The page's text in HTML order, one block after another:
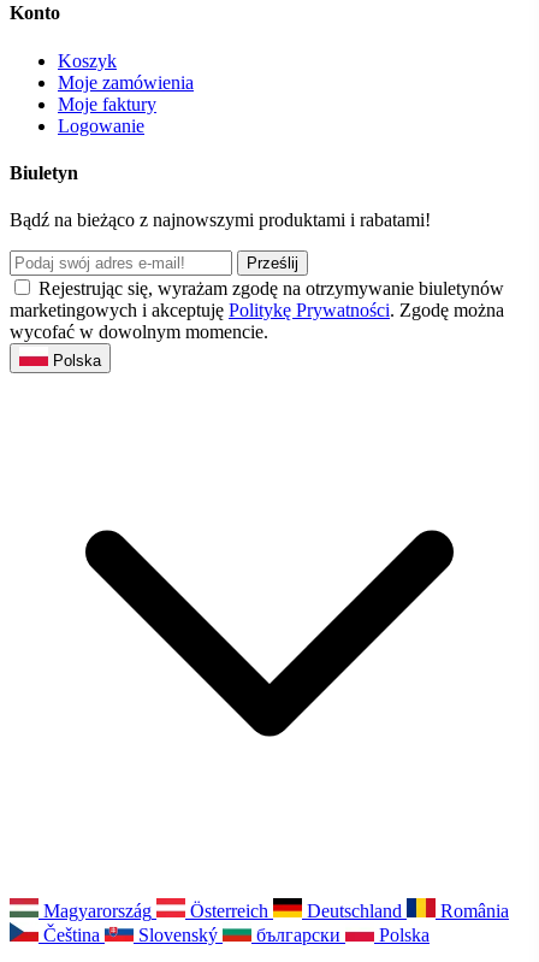
Konto
Koszyk
Moje zamówienia
Moje faktury
Logowanie
Biuletyn
Bądź na bieżąco z najnowszymi produktami i rabatami!
Prześlij
Rejestrując się, wyrażam zgodę na otrzymywanie biuletynów
marketingowych i akceptuję Politykę Prywatności. Zgodę można
wycofać w dowolnym momencie.
Polska
Magyarország Österreich Deutschland
România
Čeština
Slovenský български
Polska